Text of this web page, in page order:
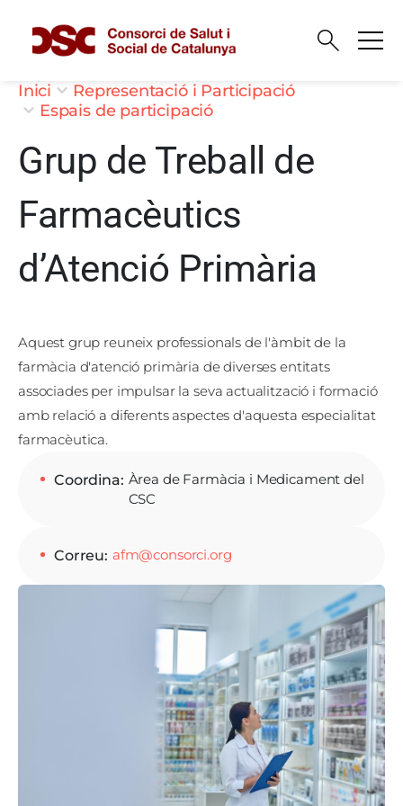
Fil d'ariadna
Inici
Representació i Participació
Espais de participació
Grup de Treball de
Farmacèutics
d’Atenció Primària
Aquest grup reuneix professionals de l'àmbit de la
farmàcia d'atenció primària de diverses entitats
associades per impulsar la seva actualització i formació
amb relació a diferents aspectes d'aquesta especialitat
farmacèutica.
Coordina Àrea de Farmàcia i Medicament del
CSC
Correu afm@consorci.org
Imatge